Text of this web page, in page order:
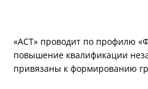
«АСТ» проводит по профилю
повышение квалификации
привязаны к формированию